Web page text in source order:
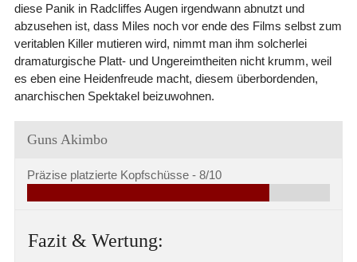
diese Panik in Radcliffes Augen irgendwann abnutzt und
abzusehen ist, dass Miles noch vor ende des Films selbst zum
veritablen Killer mutieren wird, nimmt man ihm solcherlei
dramaturgische Platt- und Ungereimtheiten nicht krumm, weil
es eben eine Heidenfreude macht, diesem überbordenden,
anarchischen Spektakel beizuwohnen.
Guns Akimbo
Präzise platzierte Kopfschüsse - 8/10
Fazit & Wertung: